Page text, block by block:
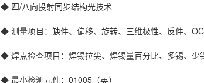
◆ 四/八向投射同步结构光技术
◆ 测量项目：缺件、偏移、旋转、三维极性、反件、
◆ 焊点检查项目：焊锡拉尖、焊锡量百分比、多锡、少
◆ 最小检测元件：01005（英）